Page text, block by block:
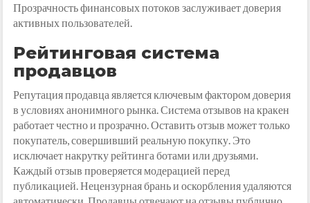
Прозрачность финансовых потоков заслуживает доверия
активных пользователей.
Рейтинговая система
продавцов
Репутация продавца является ключевым фактором доверия
в условиях анонимного рынка. Система отзывов на кракен
работает честно и прозрачно. Оставить отзыв может только
покупатель, совершивший реальную покупку. Это
исключает накрутку рейтинга ботами или друзьями.
Каждый отзыв проверяется модерацией перед
публикацией. Нецензурная брань и оскорбления удаляются